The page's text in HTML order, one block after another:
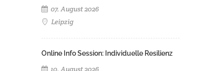
07. August 2026
Leipzig
Online Info Session: Individuelle Resilienz
10. August 2026